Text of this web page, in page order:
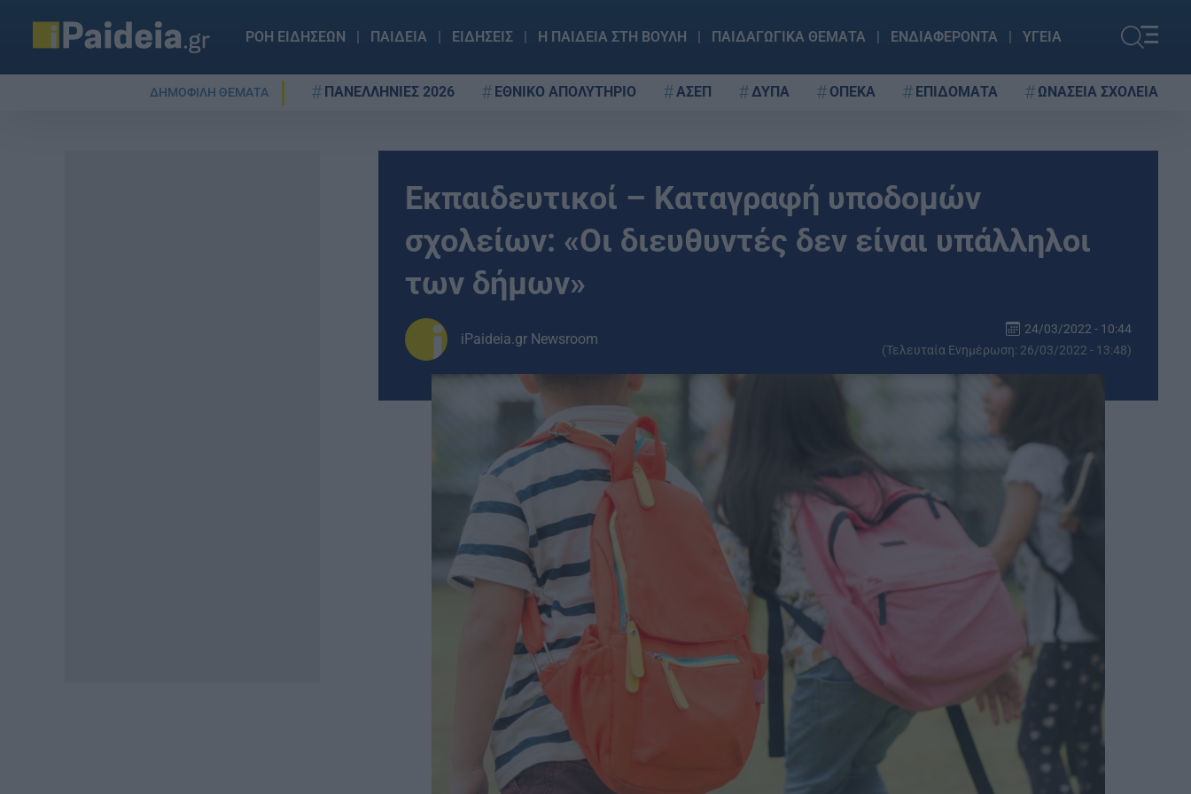
ΡΟΗ ΕΙΔΗΣΕΩΝ ΠΑΙΔΕΙΑ ΕΙΔΗΣΕΙΣ Η ΠΑΙΔΕΙΑ ΣΤΗ ΒΟΥΛΗ ΠΑΙΔΑΓΩΓΙΚΑ ΘΕΜΑΤΑ ΕΝΔΙΑΦΕΡΟΝΤΑ ΥΓΕΙΑ
ΔΗΜΟΦΙΛΗ ΘΕΜΑΤΑ ΠΑΝΕΛΛΗΝΙΕΣ 2026 ΕΘΝΙΚΟ ΑΠΟΛΥΤΗΡΙΟ ΑΣΕΠ ΔΥΠΑ ΟΠΕΚΑ ΕΠΙΔΟΜΑΤΑ ΩΝΑΣΕΙΑ ΣΧΟΛΕΙΑ
Εκπαιδευτικοί – Kαταγραφή υποδομών
σχολείων: «Οι διευθυντές δεν είναι υπάλληλοι
των δήμων»
iPaideia.gr Newsroom
24/03/2022 - 10:44
(Τελευταία Ενημέρωση: 26/03/2022 - 13:48)